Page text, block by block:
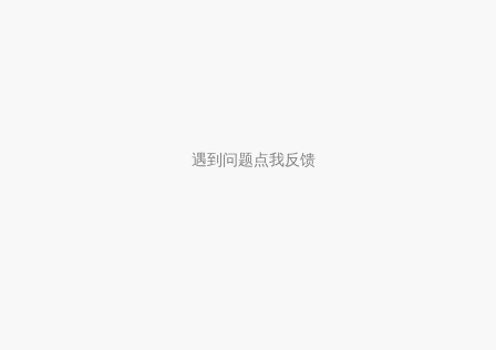
遇到问题点我反馈